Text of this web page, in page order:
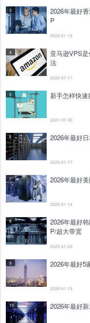
3
2026年最好
P
2025-01-15
4
亚马逊VPS
法
2020-07-17
5 新手怎样快
2021-07-30
6 2026年最好
2025-01-17
7 2026年最好
2025-01-14
8
2026年最好
P/超大带宽
2025-01-20
9 2026年最好5
2025-01-13
10 2026年最好